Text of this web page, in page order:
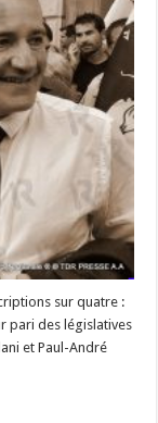
sur quatre :
pari des législatives
et Paul-André